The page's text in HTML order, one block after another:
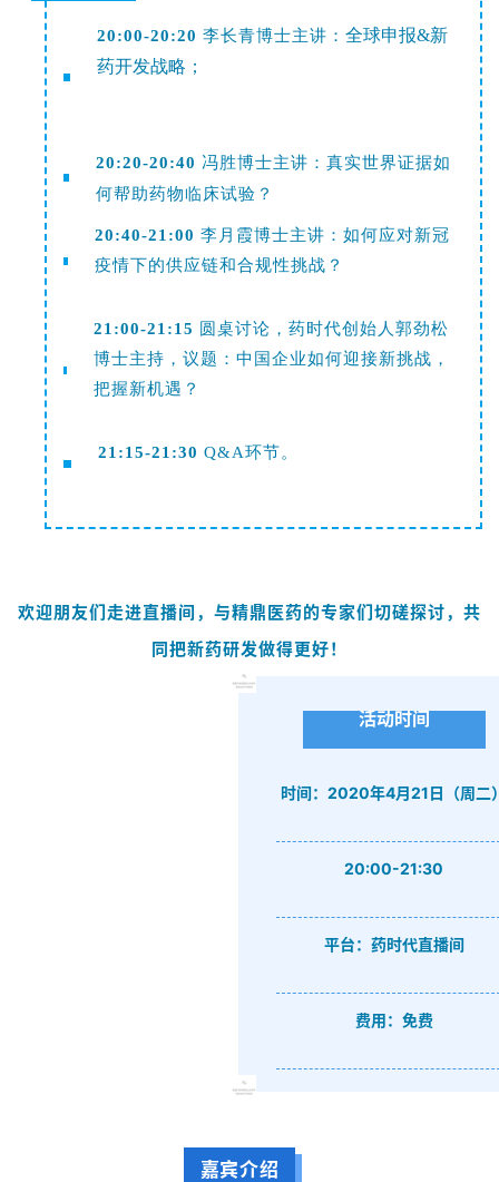
20:00-20:20 李长青博士主讲： 全球申报&新
药开发战略；
20:20-20:40 冯胜博士主讲： 真实世界证据如
何帮助药物临床试验？
20:40-21:00李月霞博士主讲：如何应对新冠
疫情下的供应链和合规性挑战？
21:00-21:15 圆桌讨论，药时代创始人郭劲松
博士主持，议题：中国企业如何迎接新挑战，
把握新机遇？
21:15-21:30 Q&A环节。
欢迎朋友们走进直播间，与精鼎医药的专家们切磋探讨，共
同把新药研发做得更好！
活动时间
时间：2020年4月21日（周二
20:00-21:30
平台：药时代直播间
费用：免费
嘉宾介绍